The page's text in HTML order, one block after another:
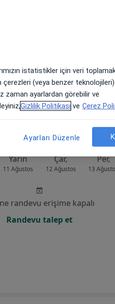
Randevu talep et
Yarın
11 Ağustos
Çar,
12 Ağustos
Per,
13
randevu erişime kapalı
Randevu talep et
istatistikler için veri
çerezleri (veya benzer
zaman ayarlardan görebilir ve
Gizlilik Politikası ve Çerez
Ayarları Düzenle